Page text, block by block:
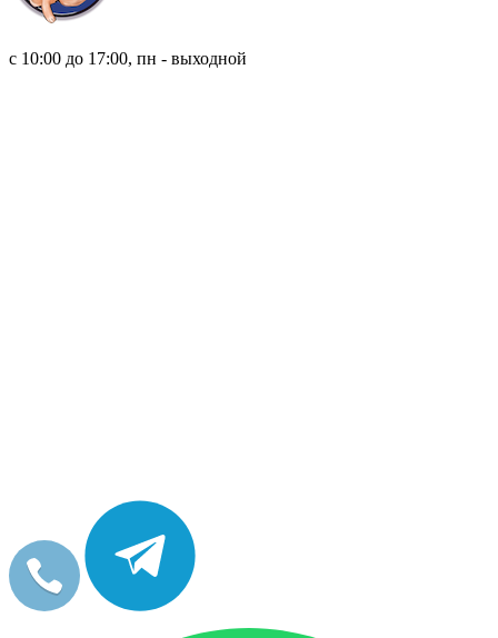
с 10:00 до 17:00, пн - выходной